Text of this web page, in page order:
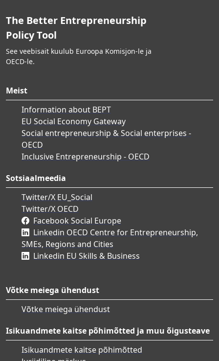
The Better Entrepreneurship
Policy Tool
See veebisait kuulub Euroopa Komisjon-le ja
OECD-le.
Meist
Information about BEPT
EU Social Economy Gateway
Social entrepreneurship & Social enterprises -
OECD
Inclusive Entrepreneurship - OECD
Sotsiaalmeedia
Twitter/X EU_Social
Twitter/X OECD
Facebook Social Europe
Linkedin OECD Centre for Entrepreneurship,
SMEs, Regions and Cities
Linkedin EU Skills & Business
Võtke meiega ühendust
Võtke meiega ühendust
Isikuandmete kaitse põhimõtted ja muu õigusteave
Isikuandmete kaitse põhimõtted